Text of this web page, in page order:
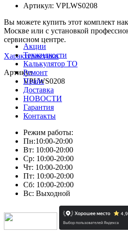
Артикул: VPLWS0208
Вы можете купить этот комплект
Москве или с установкой
сервисном центре.
Характеристики
Артикул
VPLWS0208
Акции
Техжидкости
Калькулятор ТО
Ремонт
Прайс
Доставка
НОВОСТИ
Гарантия
Контакты
Режим работы:
Пн:10:00-20:00
Вт: 10:00-20:00
Ср: 10:00-20:00
Чт: 10:00-20:00
Пт: 10:00-20:00
Сб: 10:00-20:00
Вс: Выходной